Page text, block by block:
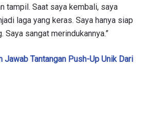
tampil. Saat saya kembali, saya
laga yang keras. Saya hanya siap
Saya sangat merindukannya.”
Jawab Tantangan Push-Up Unik Dari